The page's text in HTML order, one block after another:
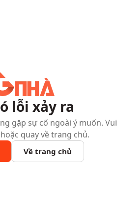
lỗi xảy ra
gặp sự cố ngoài ý muốn. Vui
quay về trang chủ.
Về trang chủ